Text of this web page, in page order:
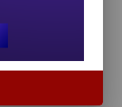
компаниях.
информатики
ВШЭ) объявил об
Учебные